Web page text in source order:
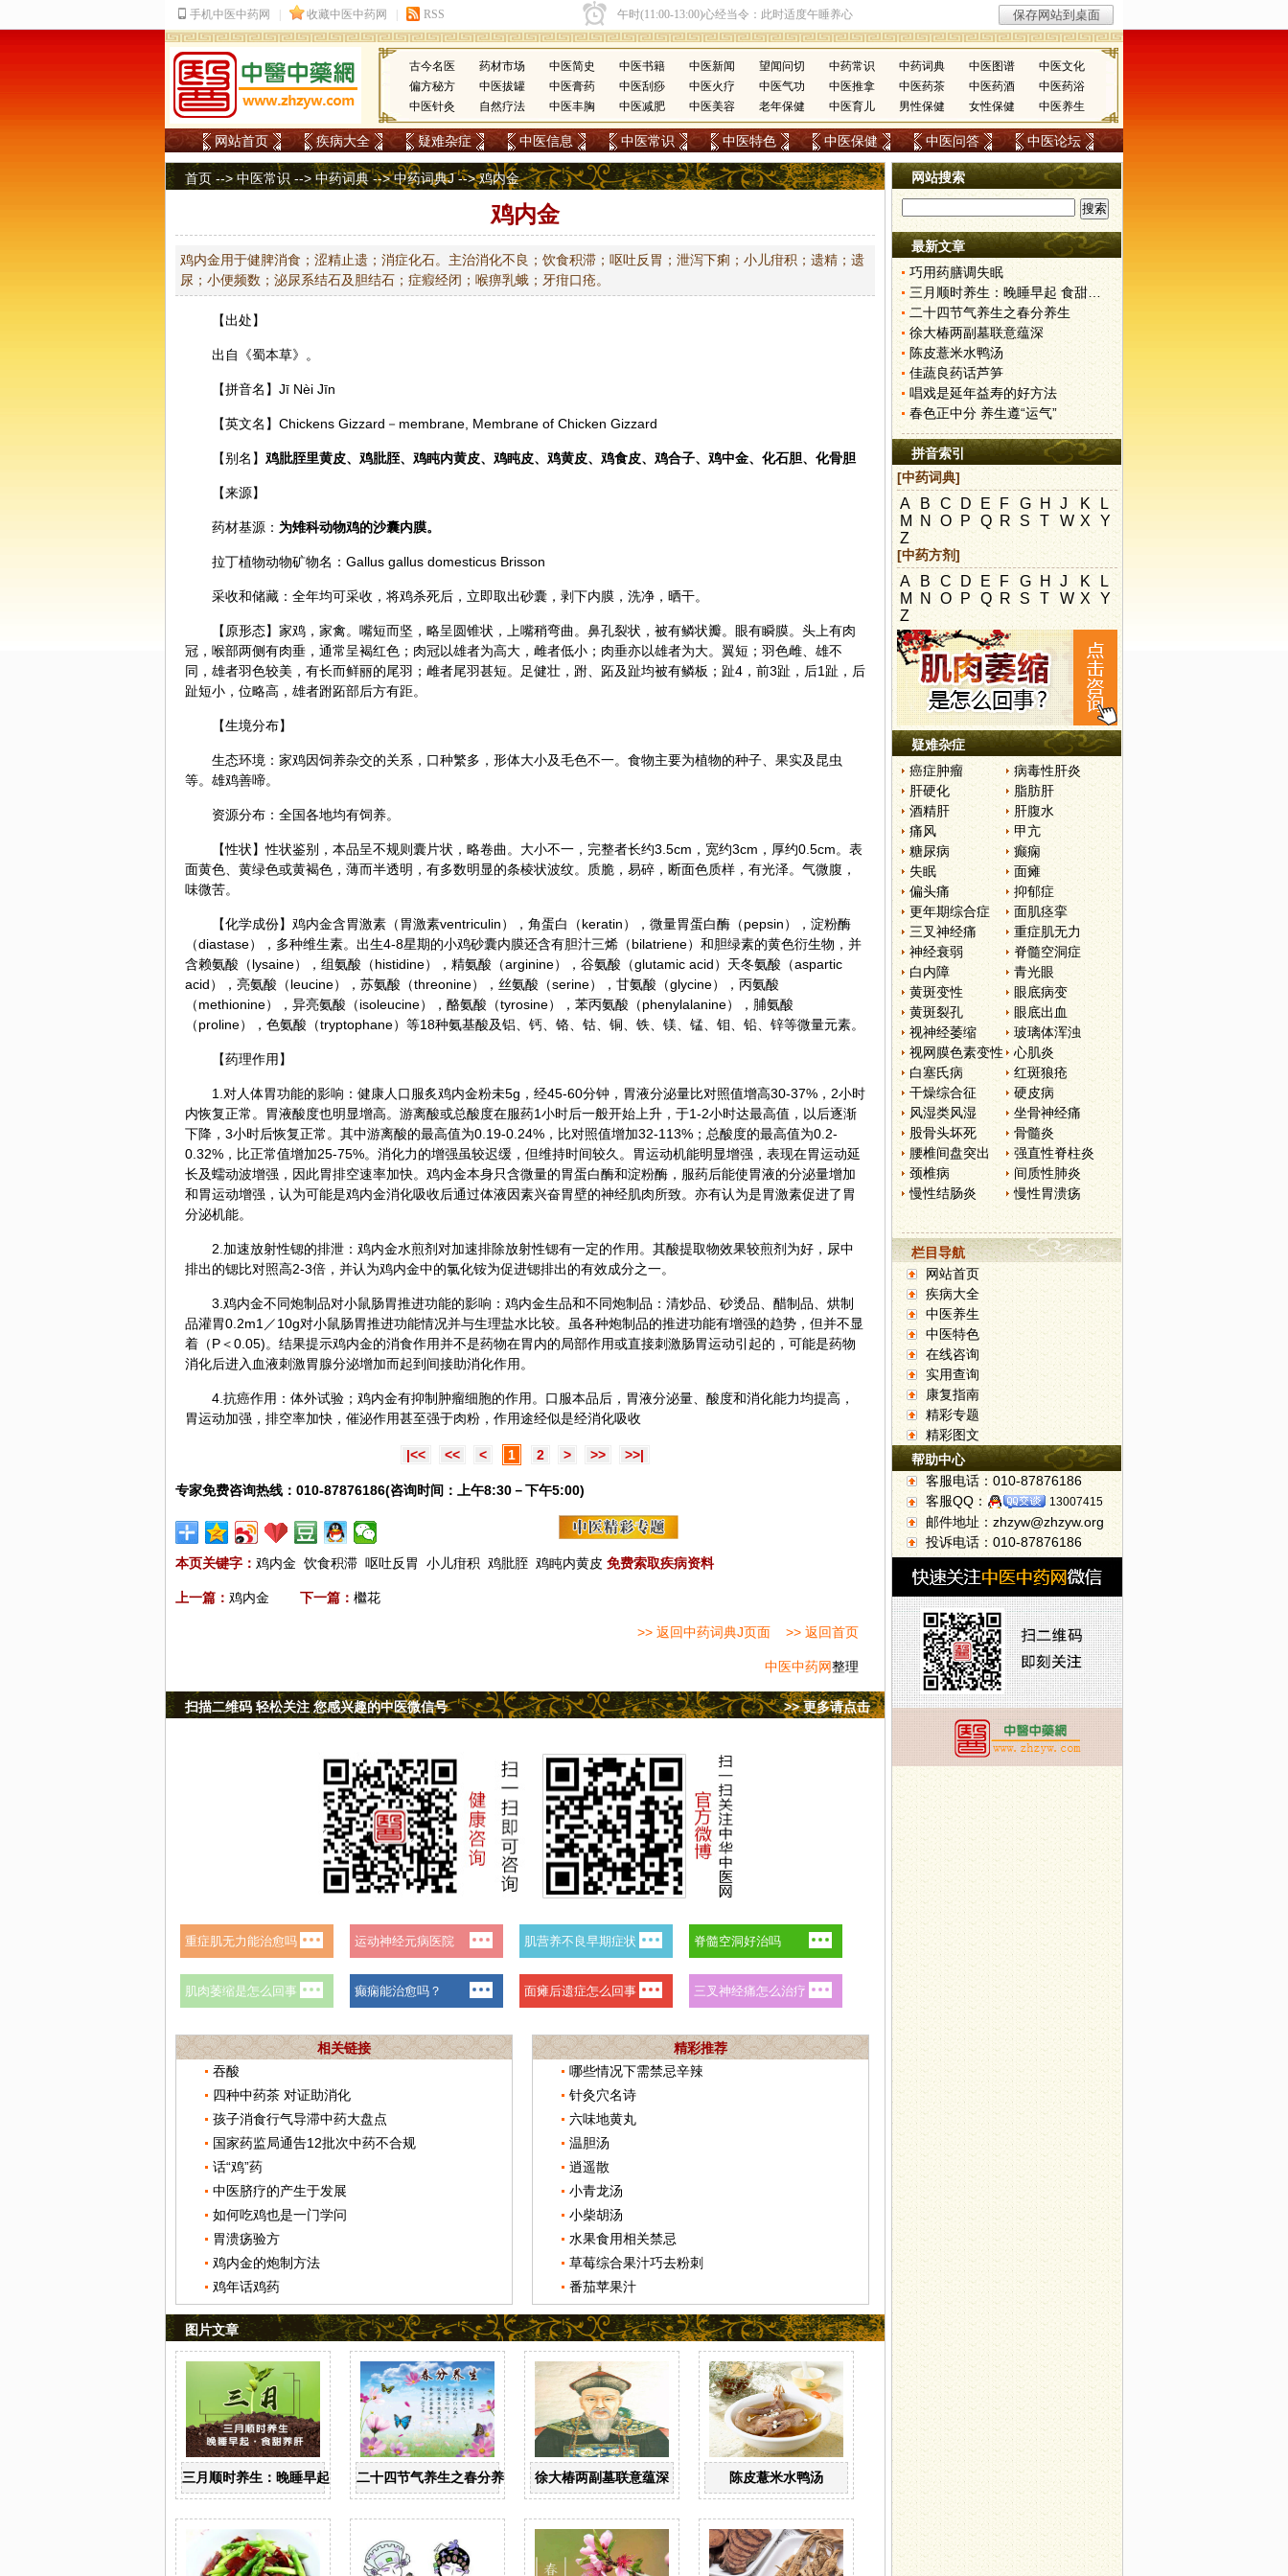
古今名医 药材市场 中医简史 中医书籍 中医新闻 望闻问切 中药常识 中药词典 中医图谱
中医文化
偏方秘方
中医拔罐 中医膏药 中医刮痧 中医火疗 中医气功 中医推拿 中医药茶 中医药酒
中医药浴
中医针灸
自然疗法 中医丰胸 中医减肥 中医美容 老年保健 中医育儿 男性保健 女性保健 中医养生
网站首页 疾病大全 疑难杂症 中医信息 中医常识 中医特色 中医保健 中医问答 中医论坛
首页 -->中医常识 -->中药词典-->中药词典J--> 鸡内金
鸡内金
鸡内金用于健脾消食；涩精止遗；消症化石。主治消化不良；饮食积滞；呕吐反胃；泄泻下痢；小儿疳积；遗精；遗
尿；小便频数；泌尿系结石及胆结石；症瘕经闭；喉痹乳蛾；牙疳口疮。
【出处】
出自《蜀本草》。
【拼音名】Jī Nèi Jīn
【英文名】Chickens Gizzard－membrane, Membrane of Chicken Gizzard
【别名】 鸡肶胵里黄皮、鸡肶胵、鸡盹内黄皮、鸡盹皮、鸡黄皮、鸡食皮、鸡合子、鸡中金、化石胆、化骨胆
【来源】
药材基源： 为雉科动物鸡的沙囊内膜。
拉丁植物动物矿物名：Gallus gallus domesticus Brisson
采收和储藏：全年均可采收，将鸡杀死后，立即取出砂囊，剥下内膜，洗净，晒干。
【原形态】家鸡，家禽。嘴短而坚，略呈圆锥状，上嘴稍弯曲。鼻孔裂状，被有鳞状瓣。眼有瞬膜。头上有肉
冠，喉部两侧有肉垂，通常呈褐红色；肉冠以雄者为高大，雌者低小；肉垂亦以雄者为大。翼短；羽色雌、雄不
同，雄者羽色较美，有长而鲜丽的尾羽；雌者尾羽甚短。足健壮，跗、跖及趾均被有鳞板；趾4，前3趾，后1趾，后
趾短小，位略高，雄者跗跖部后方有距。
【生境分布】
生态环境：家鸡因饲养杂交的关系，口种繁多，形体大小及毛色不一。食物主要为植物的种子、果实及昆虫
等。雄鸡善啼。
资源分布：全国各地均有饲养。
【性状】性状鉴别，本品呈不规则囊片状，略卷曲。大小不一，完整者长约3.5cm，宽约3cm，厚约0.5cm。表
面黄色、黄绿色或黄褐色，薄而半透明，有多数明显的条棱状波纹。质脆，易碎，断面色质样，有光泽。气微腹，
味微苦。
【化学成份】 鸡内金含胃激素（胃激素ventriculin），角蛋白（keratin），微量胃蛋白酶（pepsin），淀粉酶
（diastase），多种维生素。出生4-8星期的小鸡砂囊内膜还含有胆汁三烯（bilatriene）和胆绿素的黄色衍生物，并
含赖氨酸（lysaine），组氨酸（histidine），精氨酸（arginine），谷氨酸（glutamic acid） 天冬氨酸（aspartic
acid），亮氨酸（leucine），苏氨酸（threonine），丝氨酸（serine），甘氨酸（glycine），丙氨酸
（methionine），异亮氨酸（isoleucine），酪氨酸（tyrosine），苯丙氨酸（phenylalanine），脯氨酸
（proline），色氨酸（tryptophane）等18种氨基酸及铝、钙、铬、钴、铜、铁、镁、锰、钼、铅、锌等微量元素。
【药理作用】
1.对人体胃功能的影响：健康人口服炙鸡内金粉未5g，经45-60分钟，胃液分泌量比对照值增高30-37%，2小时
内恢复正常。胃液酸度也明显增高。游离酸或总酸度在服药1小时后一般开始上升，于1-2小时达最高值，以后逐渐
下降，3小时后恢复正常。其中游离酸的最高值为0.19-0.24%，比对照值增加32-113%；总酸度的最高值为0.2-
0.32%，比正常值增加25-75%。消化力的增强虽较迟缓，但维持时间较久。胃运动机能明显增强，表现在胃运动延
长及蠕动波增强，因此胃排空速率加快。鸡内金本身只含微量的胃蛋白酶和淀粉酶，服药后能使胃液的分泌量增加
和胃运动增强，认为可能是鸡内金消化吸收后通过体液因素兴奋胃壁的神经肌肉所致。亦有认为是胃激素促进了胃
分泌机能。
2.加速放射性锶的排泄：鸡内金水煎剂对加速排除放射性锶有一定的作用。其酸提取物效果较煎剂为好，尿中
排出的锶比对照高2-3倍，并认为鸡内金中的氯化铵为促进锶排出的有效成分之一。
3.鸡内金不同炮制品对小鼠肠胃推进功能的影响：鸡内金生品和不同炮制品：清炒品、砂烫品、醋制品、烘制
品灌胃0.2m1／10g对小鼠肠胃推进功能情况并与生理盐水比较。虽各种炮制品的推进功能有增强的趋势，但并不显
着（P＜0.05)。结果提示鸡内金的消食作用并不是药物在胃内的局部作用或直接刺激肠胃运动引起的，可能是药物
消化后进入血液刺激胃腺分泌增加而起到间接助消化作用。
4.抗癌作用：体外试验；鸡内金有抑制 肿瘤细胞的作用。口服本品后，胃液分泌量、酸度和消化能力均提高，
胃运动加强，排空率加快，催泌作用甚至强于肉粉，作用途经似是经消化吸收
|<< << < 1 2 > >> >>|
专家免费咨询热线：010-87876186(咨询时间：上午8:30－下午5:00)
本页关键字： 鸡内金 饮食积滞 呕吐反胃 小儿疳积 鸡肶胵 鸡盹内黄皮 免费索取疾病资料
上一篇： 鸡内金 下一篇： 檵花
>> 返回中药词典J页面 >> 返回首页
中医中药网整理
>> 更多请点击
扫描二维码 轻松关注 您感兴趣的中医微信号
相关链接
吞酸
四种中药茶 对证助消化
孩子消食行气导滞中药大盘点
国家药监局通告12批次中药不合规
话“鸡”药
中医脐疗的产生于发展
如何吃鸡也是一门学问
胃溃疡验方
鸡内金的炮制方法
鸡年话鸡药
精彩推荐
哪些情况下需禁忌辛辣
针灸穴名诗
六味地黄丸
温胆汤
逍遥散
小青龙汤
小柴胡汤
水果食用相关禁忌
草莓综合果汁巧去粉刺
番茄苹果汁
图片文章
三月顺时养生：晚睡早起 食甜养肝二十四节气养生之春分养生 徐大椿两副墓联意蕴深 陈皮薏米水鸭汤
网站搜索
最新文章
巧用药膳调失眠
三月顺时养生：晚睡早起 食甜养肝
二十四节气养生之春分养生
徐大椿两副墓联意蕴深
陈皮薏米水鸭汤
佳蔬良药话芦笋
唱戏是延年益寿的好方法
春色正中分 养生遵“运气”
拼音索引
[中药词典]
A B C D E F G H J K
L
M N O P Q R S T W X
Y
Z
[中药方剂]
A B C D E F G H J K
L
M N O P Q R S T W X
Y
Z
疑难杂症
癌症肿瘤
病毒性肝炎
肝硬化
脂肪肝
酒精肝
肝腹水
痛风
甲亢
糖尿病
癫痫
失眠
面瘫
偏头痛
抑郁症
更年期综合症
面肌痉挛
三叉神经痛
重症肌无力
神经衰弱
脊髓空洞症
白内障
青光眼
黄斑变性
眼底病变
黄斑裂孔
眼底出血
视神经萎缩
玻璃体浑浊
视网膜色素变性
心肌炎
白塞氏病
红斑狼疮
干燥综合征
硬皮病
风湿类风湿
坐骨神经痛
股骨头坏死
骨髓炎
腰椎间盘突出
强直性脊柱炎
颈椎病
间质性肺炎
慢性结肠炎
慢性胃溃疡
栏目导航
网站首页
疾病大全
中医养生
中医特色
在线咨询
实用查询
康复指南
精彩专题
精彩图文
帮助中心
客服电话：010-87876186
客服QQ：
13007415
邮件地址：zhzyw@zhzyw.org
投诉电话：010-87876186